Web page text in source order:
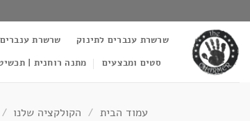
to
content
שרשרת ענברים לתינוק שרשרת
סטים ומבצעים
מתנה רוחנית |
עמוד הבית / הקולקציה שלנו /